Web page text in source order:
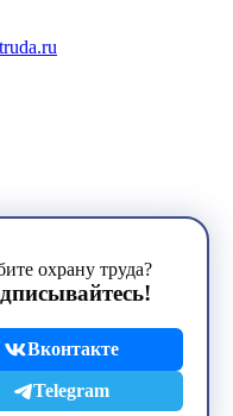
охрану труда?
Вконтакте
Telegram